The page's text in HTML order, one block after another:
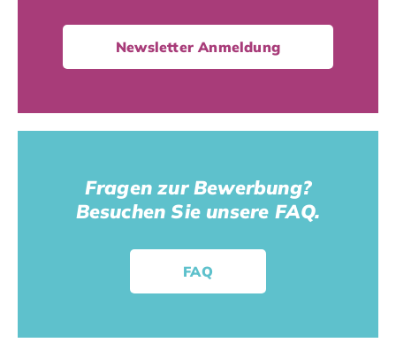
Newsletter Anmeldung
Fragen zur Bewerbung?
Besuchen Sie unsere FAQ.
FAQ